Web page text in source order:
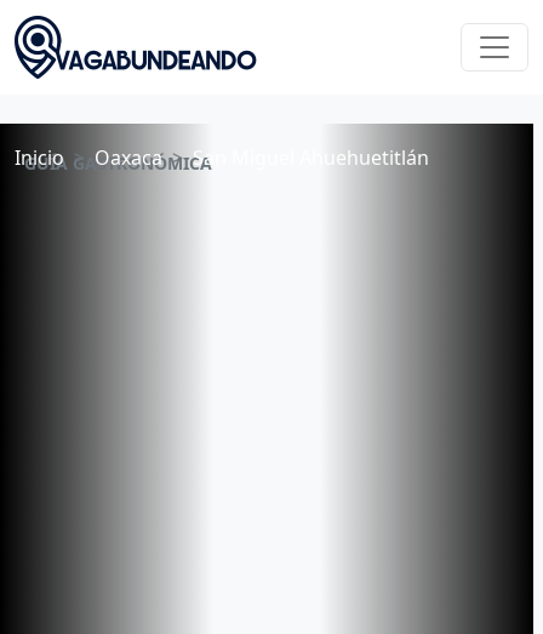
Inicio Oaxaca San Miguel Ahuehuetitlán
GUÍA GASTRONÓMICA